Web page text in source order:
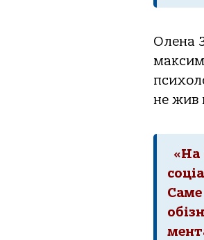
Олена
не жив
«На